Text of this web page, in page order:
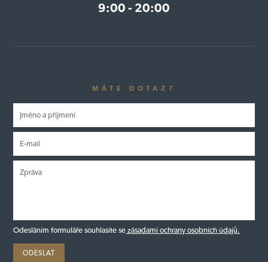
9:00 - 20:00
MÁTE DOTAZ?
Odesláním formuláře souhlasíte se zásadami ochrany osobních údajů.